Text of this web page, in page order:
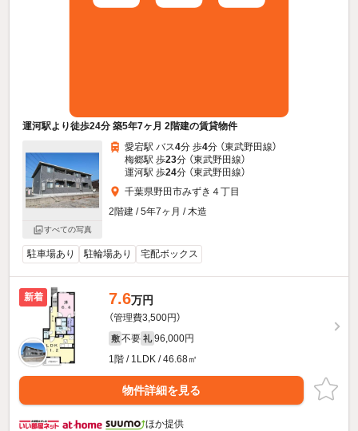
運河駅より徒歩24分 築5年7ヶ月 2階建の賃貸物件
すべての写真
愛宕駅 バス4分 歩4分 （東武野田線）
梅郷駅 歩23分 （東武野田線）
運河駅 歩24分 （東武野田線）
千葉県野田市みずき４丁目
2階建 / 5年7ヶ月 / 木造
駐車場あり 駐輪場あり 宅配ボックス
新着 7.6万円
（管理費3,500円）
敷 不要 礼 96,000円
1階 / 1LDK / 46.68㎡
物件詳細を見る
ほか提供